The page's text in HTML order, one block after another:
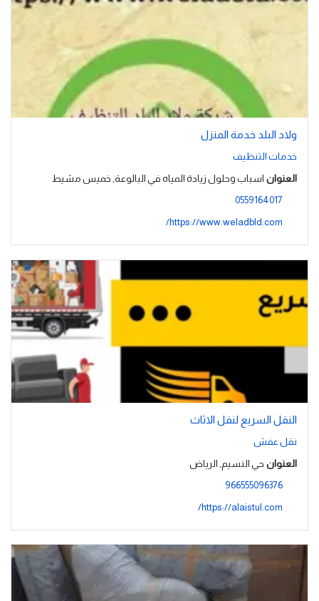
ولاد البلد خدمة المنزل
خدمات التنظيف
العنوان اسباب وحلول زيادة المياه في البالوعة, خميس مشيط
0559164017
https://www.weladbld.com/
النقل السريع لنقل الاثاث
نقل عفش
العنوان حي النسيم, الرياض
966555096376
https://alaistul.com/